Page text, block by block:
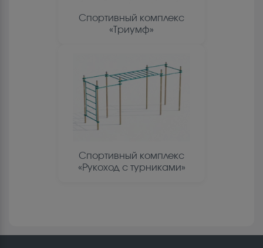
Спортивный комплекс
«Триумф»
Спортивный комплекс
«Рукоход с турниками»